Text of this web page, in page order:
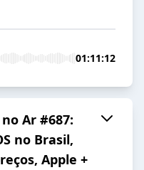
01:11:12
Ar #687:
no Brasil,
Apple +